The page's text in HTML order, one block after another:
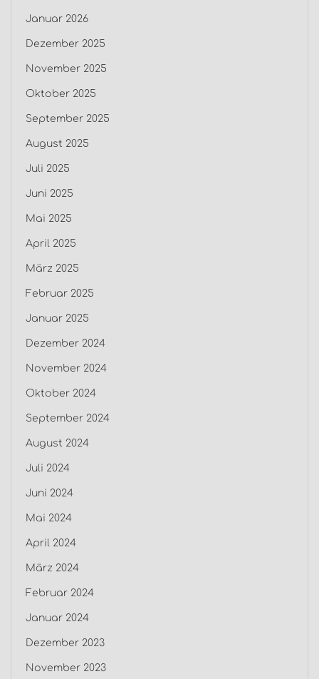
Januar 2026
Dezember 2025
November 2025
Oktober 2025
September 2025
August 2025
Juli 2025
Juni 2025
Mai 2025
April 2025
März 2025
Februar 2025
Januar 2025
Dezember 2024
November 2024
Oktober 2024
September 2024
August 2024
Juli 2024
Juni 2024
Mai 2024
April 2024
März 2024
Februar 2024
Januar 2024
Dezember 2023
November 2023